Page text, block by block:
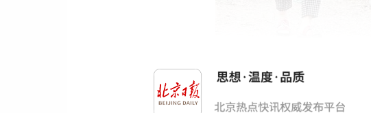
村民在西沪港晾晒紫菜。郑凯侠摄
2023年2月28日，黄避岙乡斑斓海岸线广场上，随着拍